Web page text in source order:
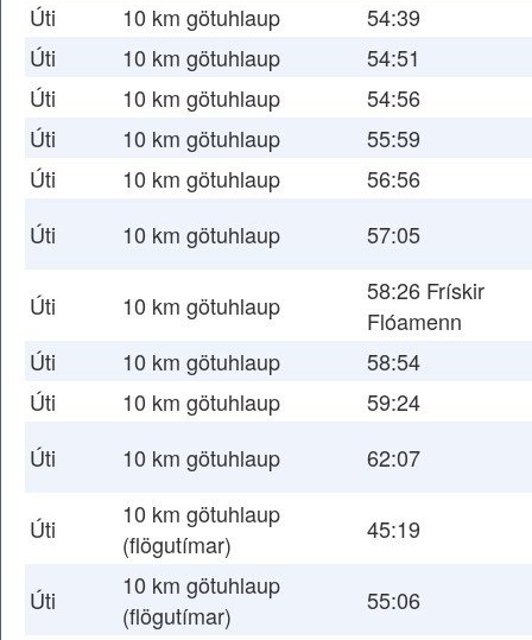
Úti
10 km götuhlaup
54:39
Úti
10 km götuhlaup
54:51
Úti
10 km götuhlaup
54:56
Úti
10 km götuhlaup
55:59
Úti
10 km götuhlaup
56:56
Úti
10 km götuhlaup 57:05
Úti 10 km götuhlaup
58:26 Frískir
Flóamenn
Úti
10 km götuhlaup
58:54
Úti
10 km götuhlaup
59:24
Úti
10 km götuhlaup 62:07
Úti
10 km götuhlaup
(flögutímar)
45:19
Úti
10 km götuhlaup
(flögutímar)
55:06